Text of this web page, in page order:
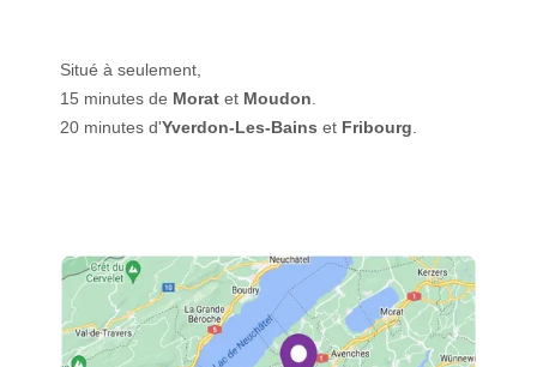
Situé à seulement,
15 minutes de Morat et Moudon
20 minutes d'Yverdon-Les-Bains et Fribourg